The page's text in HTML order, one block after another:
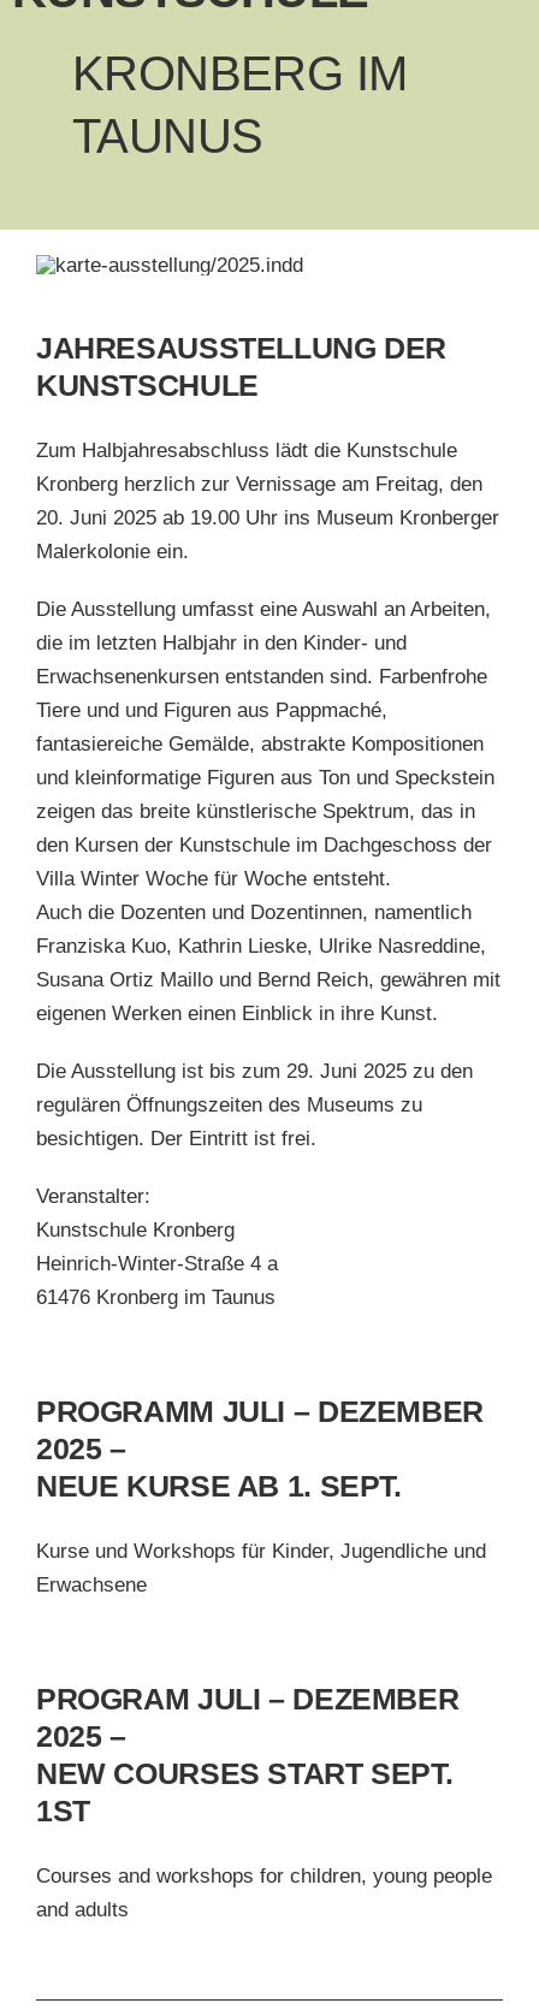
KRONBERG IM
TAUNUS
JAHRESAUSSTELLUNG DER
KUNSTSCHULE
Zum Halbjahresabschluss lädt die Kunstschule
Kronberg herzlich zur Vernissage am Freitag, den
20. Juni 2025 ab 19.00 Uhr ins Museum Kronberger
Malerkolonie ein.
Die Ausstellung umfasst eine Auswahl an Arbeiten,
die im letzten Halbjahr in den Kinder- und
Erwachsenenkursen entstanden sind. Farbenfrohe
Tiere und und Figuren aus Pappmaché,
fantasiereiche Gemälde, abstrakte Kompositionen
und kleinformatige Figuren aus Ton und Speckstein
zeigen das breite künstlerische Spektrum, das in
den Kursen der Kunstschule im Dachgeschoss der
Villa Winter Woche für Woche entsteht.
Auch die Dozenten und Dozentinnen, namentlich
Franziska Kuo, Kathrin Lieske, Ulrike Nasreddine,
Susana Ortiz Maillo und Bernd Reich, gewähren mit
eigenen Werken einen Einblick in ihre Kunst.
Die Ausstellung ist bis zum 29. Juni 2025 zu den
regulären Öffnungszeiten des Museums zu
besichtigen. Der Eintritt ist frei.
Veranstalter:
Kunstschule Kronberg
Heinrich-Winter-Straße 4 a
61476 Kronberg im Taunus
PROGRAMM JULI – DEZEMBER
2025 –
NEUE KURSE AB 1. SEPT.
Kurse und Workshops für Kinder, Jugendliche und
Erwachsene
PROGRAM JULI – DEZEMBER
2025 –
NEW COURSES START SEPT.
1ST
Courses and workshops for children, young people
and adults